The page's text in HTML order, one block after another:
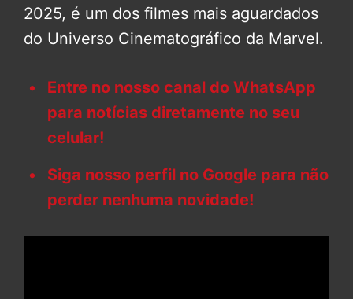
2025, é um dos filmes mais aguardados
do Universo Cinematográfico da Marvel.
Entre no nosso canal do WhatsApp
para notícias diretamente no seu
celular!
Siga nosso perfil no Google para não
perder nenhuma novidade!